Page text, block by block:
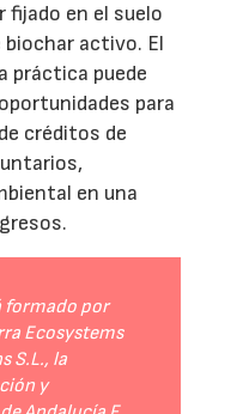
fijado en el suelo
activo. El
práctica puede
para
créditos de
en una
formado por
Ecosystems
S.L., la
y